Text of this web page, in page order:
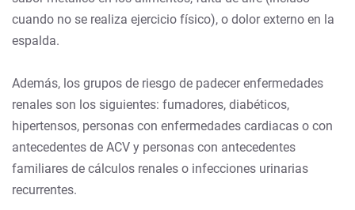
cuando no se realiza ejercicio físico), o dolor externo en la
espalda.
Además, los grupos de riesgo de padecer enfermedades
renales son los siguientes: fumadores, diabéticos,
hipertensos, personas con enfermedades cardiacas o con
antecedentes de ACV y personas con antecedentes
familiares de cálculos renales o infecciones urinarias
recurrentes.